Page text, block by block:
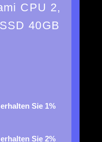
CPU 2,
40GB
Sie 1%
Sie 2%